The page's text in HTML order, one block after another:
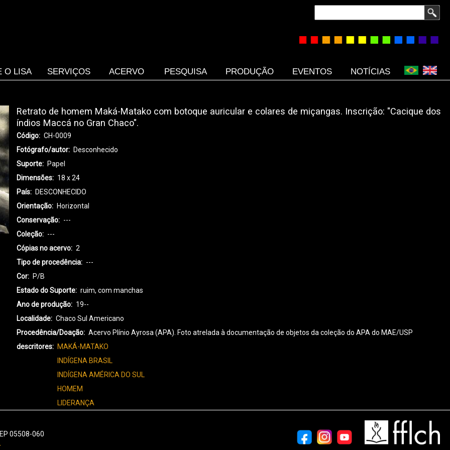
O LISA SERVIÇOS ACERVO PESQUISA PRODUÇÃO EVENTOS NOTÍCIAS
Retrato de homem Maká-Matako com botoque auricular e colares de miçangas. Inscrição: "Cacique dos
índios Maccá no Gran Chaco".
Código
CH-0009
Fotógrafo/autor
Desconhecido
Suporte
Papel
Dimensões
18 x 24
País
DESCONHECIDO
Orientação
Horizontal
Conservação
---
Coleção
---
Cópias no acervo
2
Tipo de procedência
---
Cor
P/B
Estado do Suporte
ruim, com manchas
Ano de produção
19--
Localidade
Chaco Sul Americano
Procedência/Doação
Acervo Plínio Ayrosa (APA). Foto atrelada à documentação de objetos da coleção do APA do MAE/USP
descritores
MAKÁ-MATAKO
INDÍGENA BRASIL
INDÍGENA AMÉRICA DO SUL
HOMEM
LIDERANÇA
05508-060